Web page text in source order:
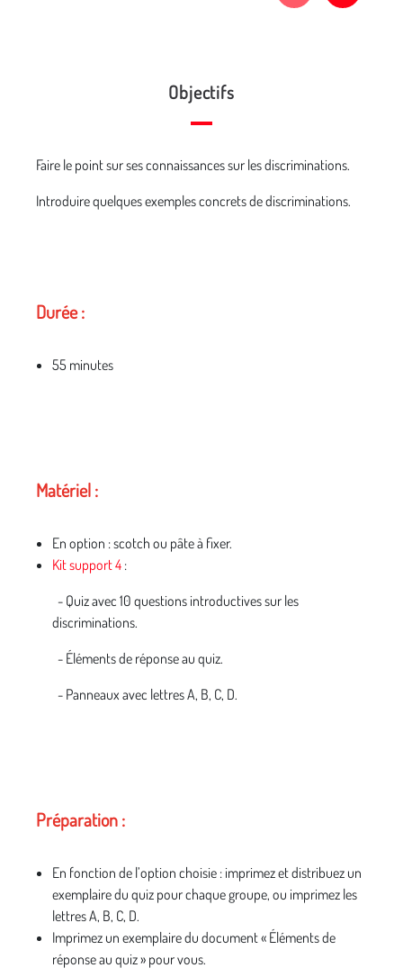
Objectifs
Faire le point sur ses connaissances sur les discriminations.
Introduire quelques exemples concrets de discriminations.
Durée :
55 minutes
Matériel :
En option : scotch ou pâte à fixer.
Kit support 4 :
- Quiz avec 10 questions introductives sur les
discriminations.
- Éléments de réponse au quiz.
- Panneaux avec lettres A, B, C, D.
Préparation :
En fonction de l’option choisie : imprimez et distribuez un
exemplaire du quiz pour chaque groupe, ou imprimez les
lettres A, B, C, D.
Imprimez un exemplaire du document « Éléments de
réponse au quiz » pour vous.